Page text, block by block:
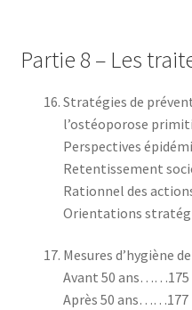
Partie 8 – Les
Stratégies de
l’ostéoporose
Perspectives
Retentissement
Rationnel des
Orientations
Mesures d’hygiène
Avant 50 ans……175
Après 50 ans……177